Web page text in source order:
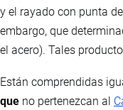
y el rayado con punta
embargo, que
el acero). Tales
Están comprendidas
que no pertenezcan al